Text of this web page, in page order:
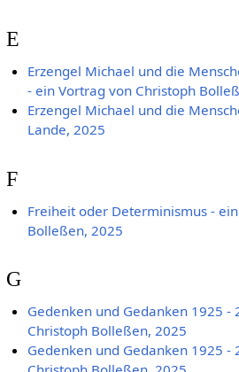
E
Erzengel Michael und die
- ein Vortrag von Christoph
Erzengel Michael und die
Lande, 2025
F
Freiheit oder Determinismus -
Bolleßen, 2025
G
Gedenken und Gedanken 1925 -
Christoph Bolleßen, 2025
Gedenken und Gedanken 1925 -